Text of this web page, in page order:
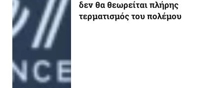
δεν θα θεωρείται πλήρης
τερματισμός του πολέμου